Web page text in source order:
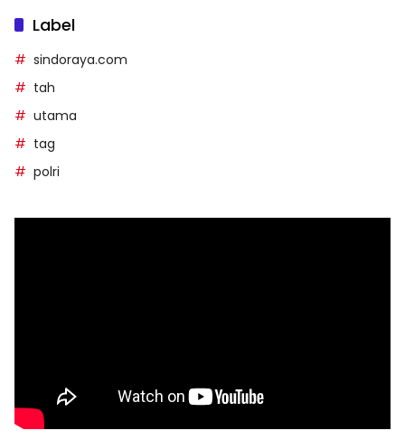
Label
sindoraya.com
tah
utama
tag
polri